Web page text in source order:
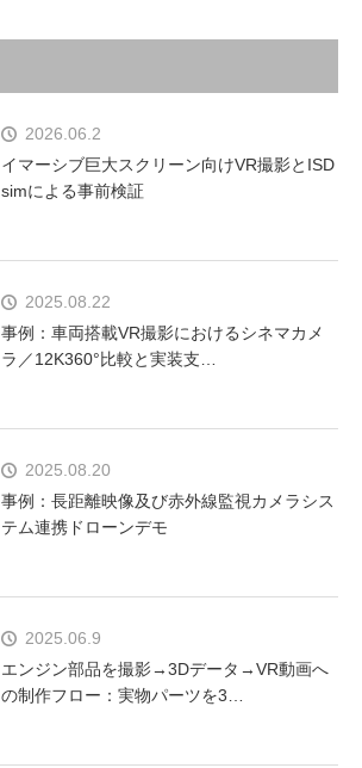
2026.06.2
イマーシブ巨大スクリーン向けVR撮影とISD
simによる事前検証
2025.08.22
事例：車両搭載VR撮影におけるシネマカメ
ラ／12K360°比較と実装支…
2025.08.20
事例：長距離映像及び赤外線監視カメラシス
テム連携ドローンデモ
2025.06.9
エンジン部品を撮影→3Dデータ→VR動画へ
の制作フロー：実物パーツを3…